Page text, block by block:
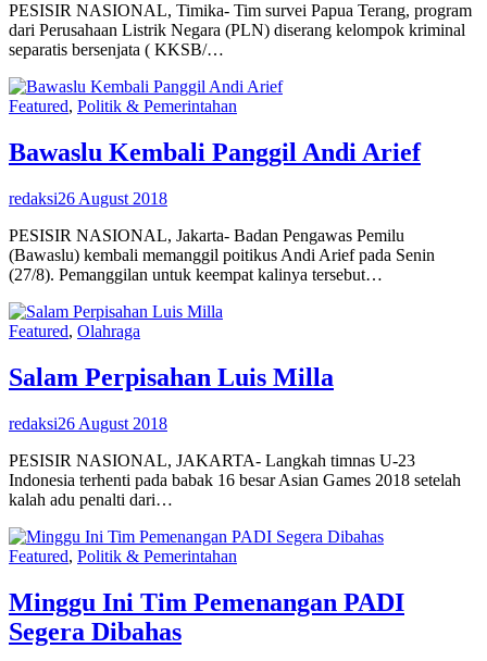
PESISIR NASIONAL, Timika- Tim survei Papua Terang, program
dari Perusahaan Listrik Negara (PLN) diserang kelompok kriminal
separatis bersenjata ( KKSB/…
Featured, Politik & Pemerintahan
Bawaslu Kembali Panggil Andi Arief
redaksi26 August 2018
PESISIR NASIONAL, Jakarta- Badan Pengawas Pemilu
(Bawaslu) kembali memanggil poitikus Andi Arief pada Senin
(27/8). Pemanggilan untuk keempat kalinya tersebut…
Featured, Olahraga
Salam Perpisahan Luis Milla
redaksi26 August 2018
PESISIR NASIONAL, JAKARTA- Langkah timnas U-23
Indonesia terhenti pada babak 16 besar Asian Games 2018 setelah
kalah adu penalti dari…
Featured, Politik & Pemerintahan
Minggu Ini Tim Pemenangan PADI
Segera Dibahas